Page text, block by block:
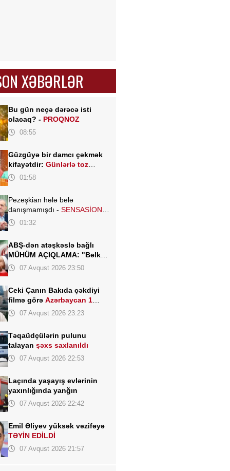
XƏBƏRLƏR
Bu gün neçə dərəcə isti
olacaq? - PROQNOZ
08:55
Güzgüyə bir damcı çəkmək
kifayətdir: Günlərlə toz
yığılmır
01:58
Pezeşkian hələ belə
danışmamışdı - SENSASİON
açıqlamalar verdi
01:32
ABŞ-dən atəşkəslə bağlı
MÜHÜM AÇIQLAMA: "Bəlkə
də elə bu gün"
07 Avqust 2026 23:50
Ceki Çanın Bakıda çəkdiyi
filmə görəAzərbaycan 1
milyon dollar ödəyə bilər?
07 Avqust 2026 23:23
Təqaüdçülərin pulunu
talayanşəxs saxlanıldı
07 Avqust 2026 22:53
Laçında yaşayış evlərinin
yaxınlığında yanğın
07 Avqust 2026 22:42
Emil Əliyev yüksək vəzifəyə
TƏYİN EDİLDİ
07 Avqust 2026 21:57